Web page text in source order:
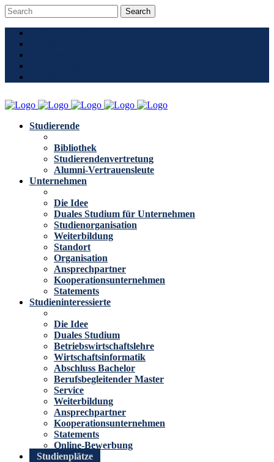
Studierende
Bibliothek
Studierendenvertretung
Alumni-Vertrauensleute
Unternehmen
Die Idee
Duales Studium für Unternehmen
Studienorganisation
Weiterbildung
Standort
Organisation
Ansprechpartner
Kooperationsunternehmen
Statements
Studieninteressierte
Die Idee
Duales Studium
Betriebswirtschaftslehre
Wirtschaftsinformatik
Abschluss Bachelor
Berufsbegleitender Master
Service
Weiterbildung
Ansprechpartner
Kooperationsunternehmen
Statements
Online-Bewerbung
Studienplätze